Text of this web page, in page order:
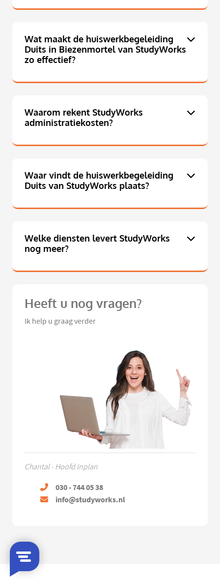
Wat maakt de huiswerkbegeleiding
Duits in Biezenmortel van StudyWorks
zo effectief?
Waarom rekent StudyWorks
administratiekosten?
Waar vindt de huiswerkbegeleiding
Duits van StudyWorks plaats?
Welke diensten levert StudyWorks
nog meer?
Heeft u nog vragen?
Ik help u graag verder
Chantal - Hoofd Inplan
030 - 744 05 38
info@studyworks.nl